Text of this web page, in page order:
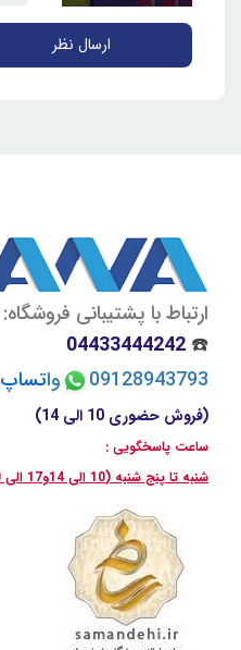
ارسال نظر
ارتباط با پشتیبانی فروشگاه:
☎️
04433444242
09128943793
واتساپ
(فروش حضوری 10 الی 14)
ساعت پاسخگویی :
شنبه تا پنج شنبه (10 الی 14و17 الی 20)